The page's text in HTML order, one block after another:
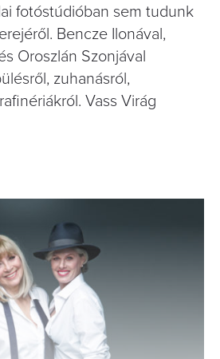
fotóstúdióban sem tudunk
Bencze Ilonával,
Oroszlán Szonjával
zuhanásról,
Vass Virág